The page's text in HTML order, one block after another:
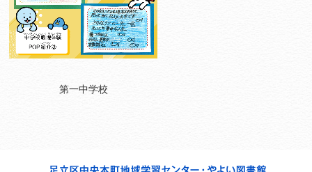
第一中学校